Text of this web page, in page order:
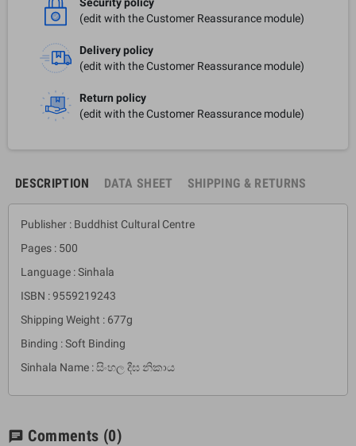
(edit with the Customer Reassurance module)
Delivery policy
(edit with the Customer Reassurance module)
Return policy
(edit with the Customer Reassurance module)
DESCRIPTION DATA SHEET SHIPPING & RETURNS
Publisher : Buddhist Cultural Centre
Pages : 500
Language : Sinhala
ISBN : 9559219243
Shipping Weight : 677g
Binding : Soft Binding
Sinhala Name : සිංහල දීඝ නිකාය
chat Comments (0)